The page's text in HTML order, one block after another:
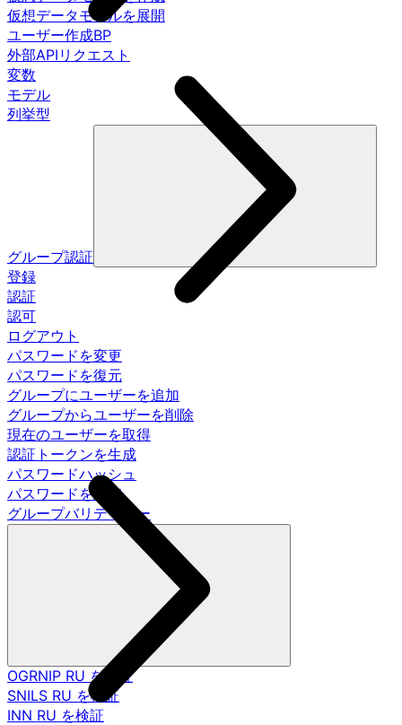
仮想データモデルを展開
ユーザー作成BP
外部APIリクエスト
変数
モデル
列挙型
グループ認証
登録
認証
認可
ログアウト
パスワードを変更
パスワードを復元
グループにユーザーを追加
グループからユーザーを削除
現在のユーザーを取得
認証トークンを生成
パスワードハッシュ
パスワードを調査
グループバリデーター
OGRNIP RU を検証
SNILS RU を検証
INN RU を検証